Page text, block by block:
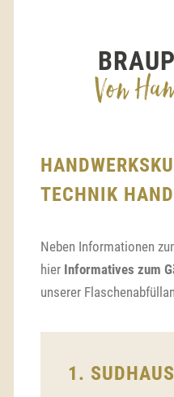
Von
TECHNIK
Neben Informationen
hier Informatives zum
unserer
1. SUDHAUS